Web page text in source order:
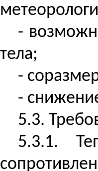
-
тела;
-
-
5.3.
5.3.1.